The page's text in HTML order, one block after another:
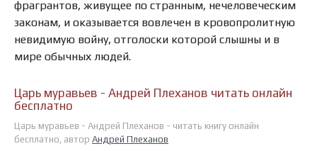
фрагрантов, живущее по странным, нечеловеческим
законам, и оказывается вовлечен в кровопролитную
невидимую войну, отголоски которой слышны и в
мире обычных людей.
Царь муравьев - Андрей Плеханов читать онлайн
бесплатно
Царь муравьев - Андрей Плеханов - читать книгу онлайн
бесплатно, автор Андрей Плеханов